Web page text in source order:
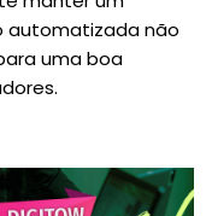
automatizada não
uma boa